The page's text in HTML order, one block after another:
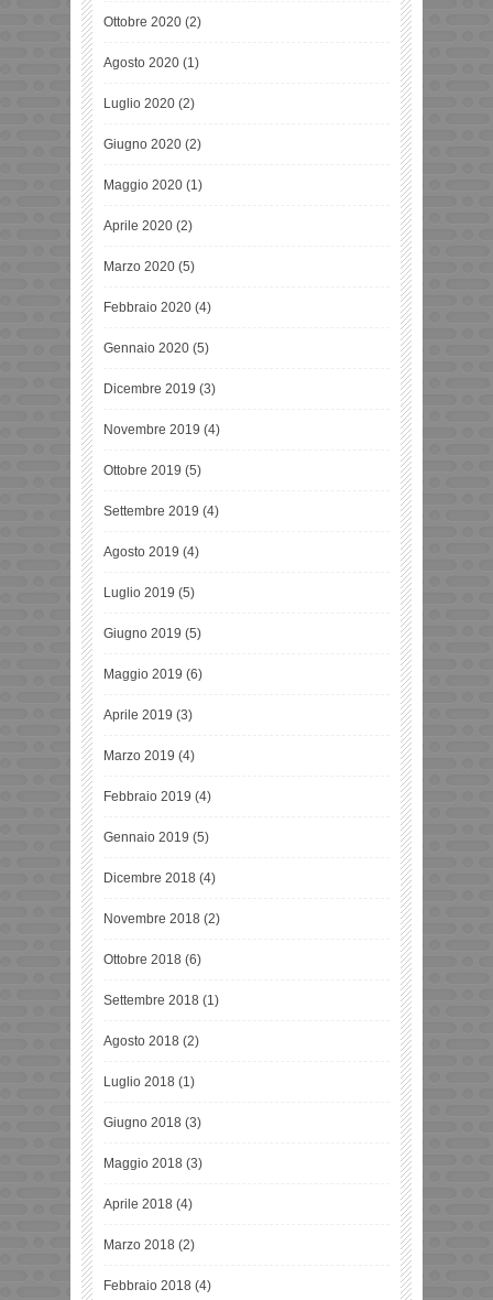
Ottobre 2020 (2)
Agosto 2020 (1)
Luglio 2020 (2)
Giugno 2020 (2)
Maggio 2020 (1)
Aprile 2020 (2)
Marzo 2020 (5)
Febbraio 2020 (4)
Gennaio 2020 (5)
Dicembre 2019 (3)
Novembre 2019 (4)
Ottobre 2019 (5)
Settembre 2019 (4)
Agosto 2019 (4)
Luglio 2019 (5)
Giugno 2019 (5)
Maggio 2019 (6)
Aprile 2019 (3)
Marzo 2019 (4)
Febbraio 2019 (4)
Gennaio 2019 (5)
Dicembre 2018 (4)
Novembre 2018 (2)
Ottobre 2018 (6)
Settembre 2018 (1)
Agosto 2018 (2)
Luglio 2018 (1)
Giugno 2018 (3)
Maggio 2018 (3)
Aprile 2018 (4)
Marzo 2018 (2)
Febbraio 2018 (4)